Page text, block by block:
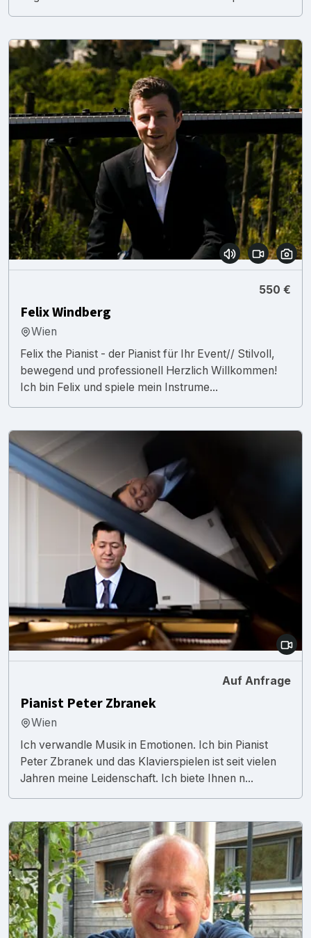
550 €
Felix Windberg
Wien
Felix the Pianist - der Pianist für Ihr Event// Stilvoll,
bewegend und professionell Herzlich Willkommen!
Ich bin Felix und spiele mein Instrume...
Auf Anfrage
Pianist Peter Zbranek
Wien
Ich verwandle Musik in Emotionen. Ich bin Pianist
Peter Zbranek und das Klavierspielen ist seit vielen
Jahren meine Leidenschaft. Ich biete Ihnen n...